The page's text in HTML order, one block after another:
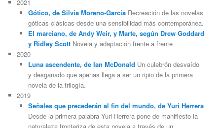
2021
Gótico, de Silvia Moreno-GarcíaRecreación de las novelas
góticas clásicas desde una sensibilidad más contemporánea.
El marciano, de Andy Weir, y Marte, según Drew Goddard
y Ridley ScottNovela y adaptación frente a frente
2020
Luna ascendente, de Ian McDonald Un culebrón desvaído
y desganado que apenas llega a ser un ripio de la primera
novela de la trilogía.
2019
Señales que precederán al fin del mundo, de Yuri Herrera
Desde la primera palabra Yuri Herrera pone de manifiesto la